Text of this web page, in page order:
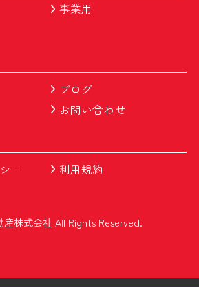
事業用
ブログ
お問い合わせ
ー
利用規約
株式会社 All Rights Reserved.